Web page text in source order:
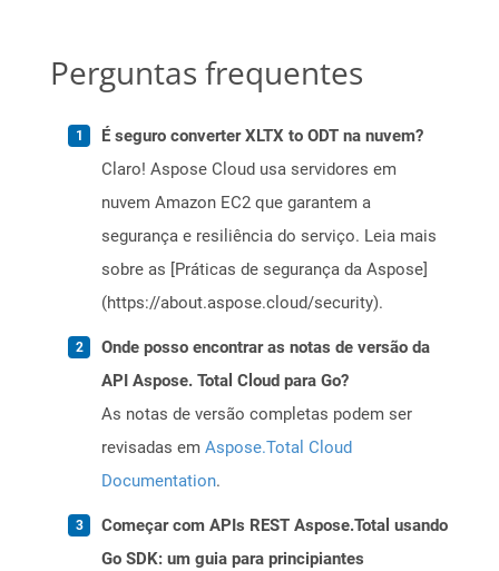
Perguntas frequentes
É seguro converter XLTX to ODT na nuvem?
Claro! Aspose Cloud usa servidores em
nuvem Amazon EC2 que garantem a
segurança e resiliência do serviço. Leia mais
sobre as [Práticas de segurança da Aspose]
(https://about.aspose.cloud/security).
Onde posso encontrar as notas de versão da
API Aspose. Total Cloud para Go?
As notas de versão completas podem ser
revisadas em Aspose.Total Cloud
Documentation.
Começar com APIs REST Aspose.Total usando
Go SDK: um guia para principiantes